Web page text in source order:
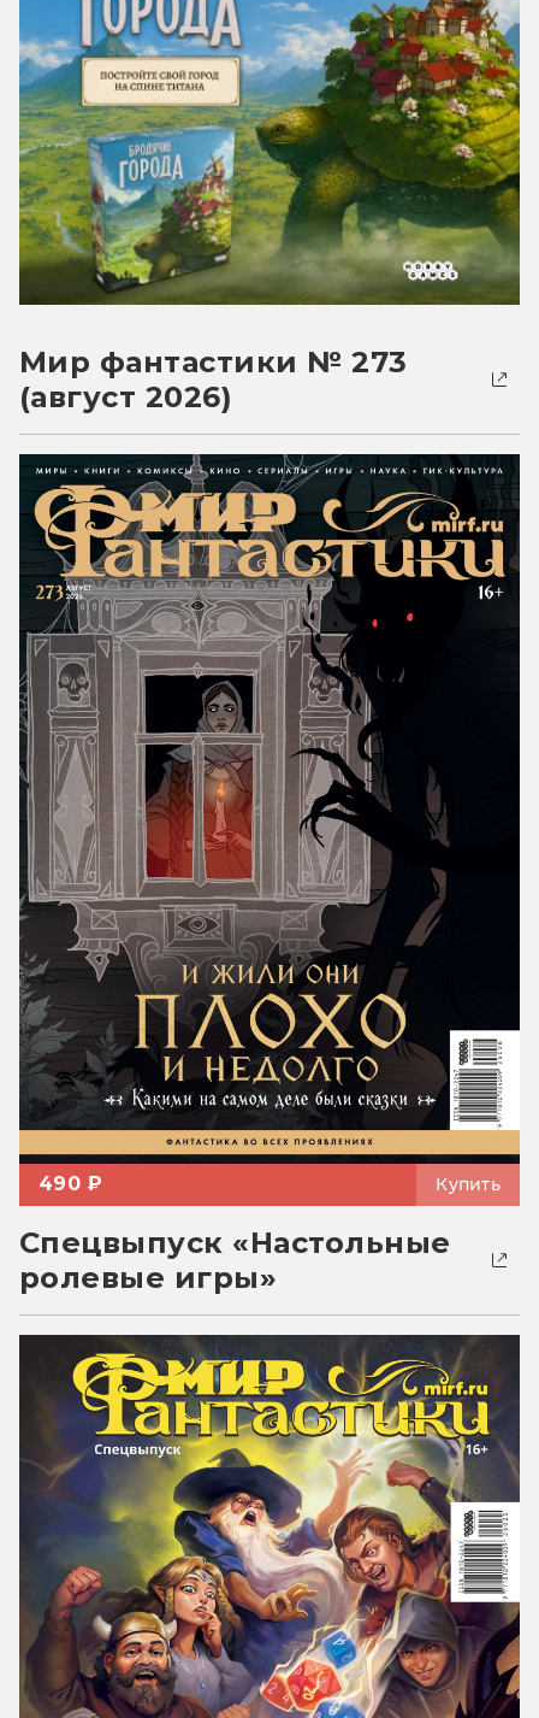
Мир фантастики № 273
(август 2026)
490 ₽ Купить
Спецвыпуск «Настольные
ролевые игры»